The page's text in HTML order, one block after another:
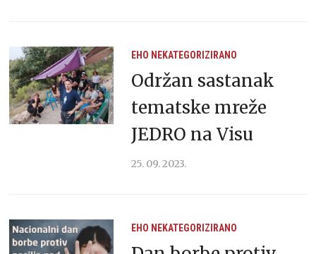
EHO NEKATEGORIZIRANO
Održan sastanak
tematske mreže
JEDRO na Visu
25. 09. 2023.
EHO NEKATEGORIZIRANO